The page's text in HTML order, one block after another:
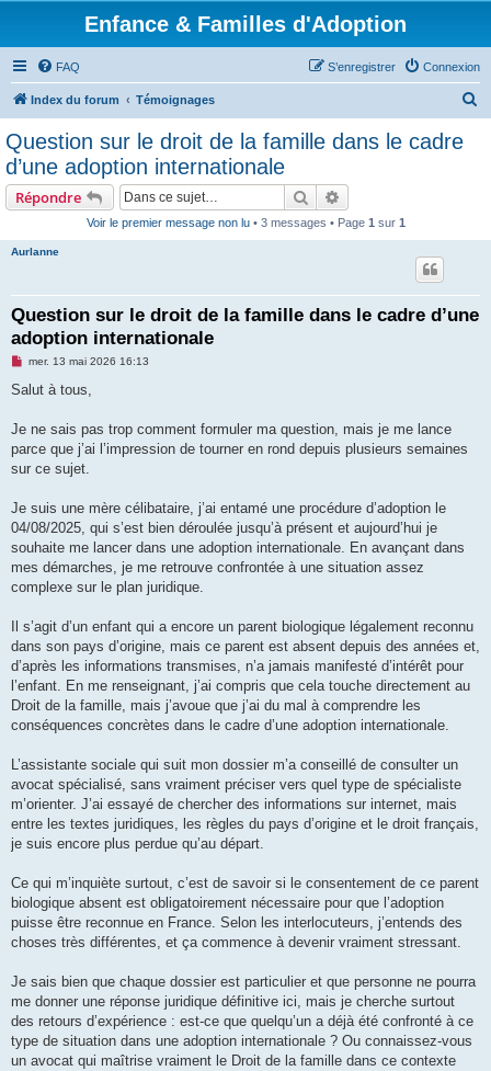
Enfance & Familles d'Adoption
FAQ Connexion
S’enregistrer
Index du forum Témoignages
Question sur le droit de la famille dans le cadre
d’une adoption internationale
Répondre Rechercher
Voir le premier message non lu• 3 messages • Page 1 sur 1
Aurlanne
Question sur le droit de la famille dans le cadre d’une
adoption internationale
M
s
g
n
o
u
mer. 13 mai 2026 16:13
Salut à tous,
Je ne sais pas trop comment formuler ma question, mais je me lance
parce que j’ai l’impression de tourner en rond depuis plusieurs semaines
sur ce sujet.
Je suis une mère célibataire, j’ai entamé une procédure d’adoption le
04/08/2025, qui s’est bien déroulée jusqu’à présent et aujourd’hui je
souhaite me lancer dans une adoption internationale. En avançant dans
mes démarches, je me retrouve confrontée à une situation assez
complexe sur le plan juridique.
Il s’agit d’un enfant qui a encore un parent biologique légalement reconnu
dans son pays d’origine, mais ce parent est absent depuis des années et,
d’après les informations transmises, n’a jamais manifesté d’intérêt pour
l’enfant. En me renseignant, j’ai compris que cela touche directement au
Droit de la famille, mais j’avoue que j’ai du mal à comprendre les
conséquences concrètes dans le cadre d’une adoption internationale.
L’assistante sociale qui suit mon dossier m’a conseillé de consulter un
avocat spécialisé, sans vraiment préciser vers quel type de spécialiste
m’orienter. J’ai essayé de chercher des informations sur internet, mais
entre les textes juridiques, les règles du pays d’origine et le droit français,
je suis encore plus perdue qu’au départ.
Ce qui m’inquiète surtout, c’est de savoir si le consentement de ce parent
biologique absent est obligatoirement nécessaire pour que l’adoption
puisse être reconnue en France. Selon les interlocuteurs, j’entends des
choses très différentes, et ça commence à devenir vraiment stressant.
Je sais bien que chaque dossier est particulier et que personne ne pourra
me donner une réponse juridique définitive ici, mais je cherche surtout
des retours d’expérience : est-ce que quelqu’un a déjà été confronté à ce
type de situation dans une adoption internationale ? Ou connaissez-vous
un avocat qui maîtrise vraiment le Droit de la famille dans ce contexte